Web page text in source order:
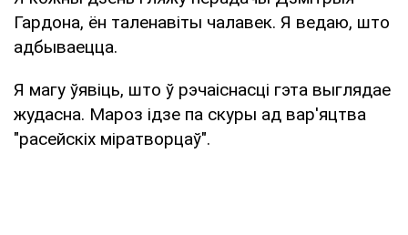
Гардона, ён таленавіты чалавек. Я ведаю, што
адбываецца.
Я магу ўявіць, што ў рэчаіснасці гэта выглядае
жудасна. Мароз ідзе па скуры ад вар'яцтва
"расейскіх міратворцаў".